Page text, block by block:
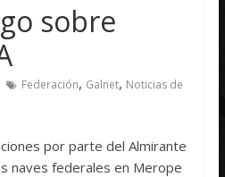
sobre
Federación, Galnet, Noticias de
por parte del Almirante
naves federales en Merope